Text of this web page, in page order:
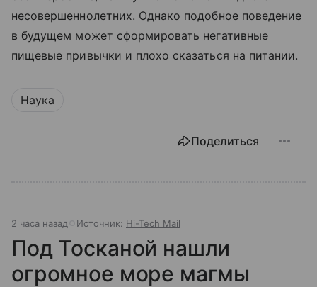
несовершеннолетних. Однако подобное поведение
в будущем может сформировать негативные
пищевые привычки и плохо сказаться на питании.
Наука
Поделиться
2 часа назад Источник: Hi-Tech Mail
Под Тосканой нашли
огромное море магмы